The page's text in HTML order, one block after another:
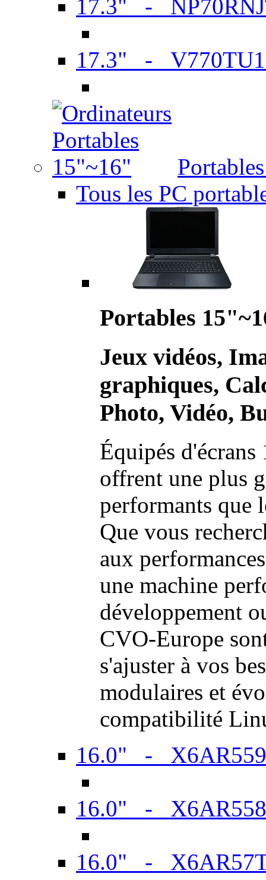
17.3" -
17.3" -
Tous les PC
Portables
Jeux vidéos,
graphiques,
Photo, Vidéo,
Équipés
offrent une plus
performants que
Que vous
aux
une machine
développement
CVO-Europe
s'ajuster à vos
modulaires et
compatibilité
16.0" -
16.0" -
16.0" -